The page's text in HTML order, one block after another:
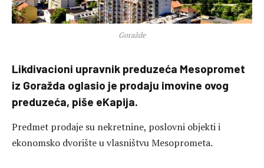
Goražde
Likdivacioni upravnik preduzeća Mesopromet
iz Goražda oglasio je prodaju imovine ovog
preduzeća, piše eKapija.
Predmet prodaje su nekretnine, poslovni objekti i
ekonomsko dvorište u vlasništvu Mesoprometa.